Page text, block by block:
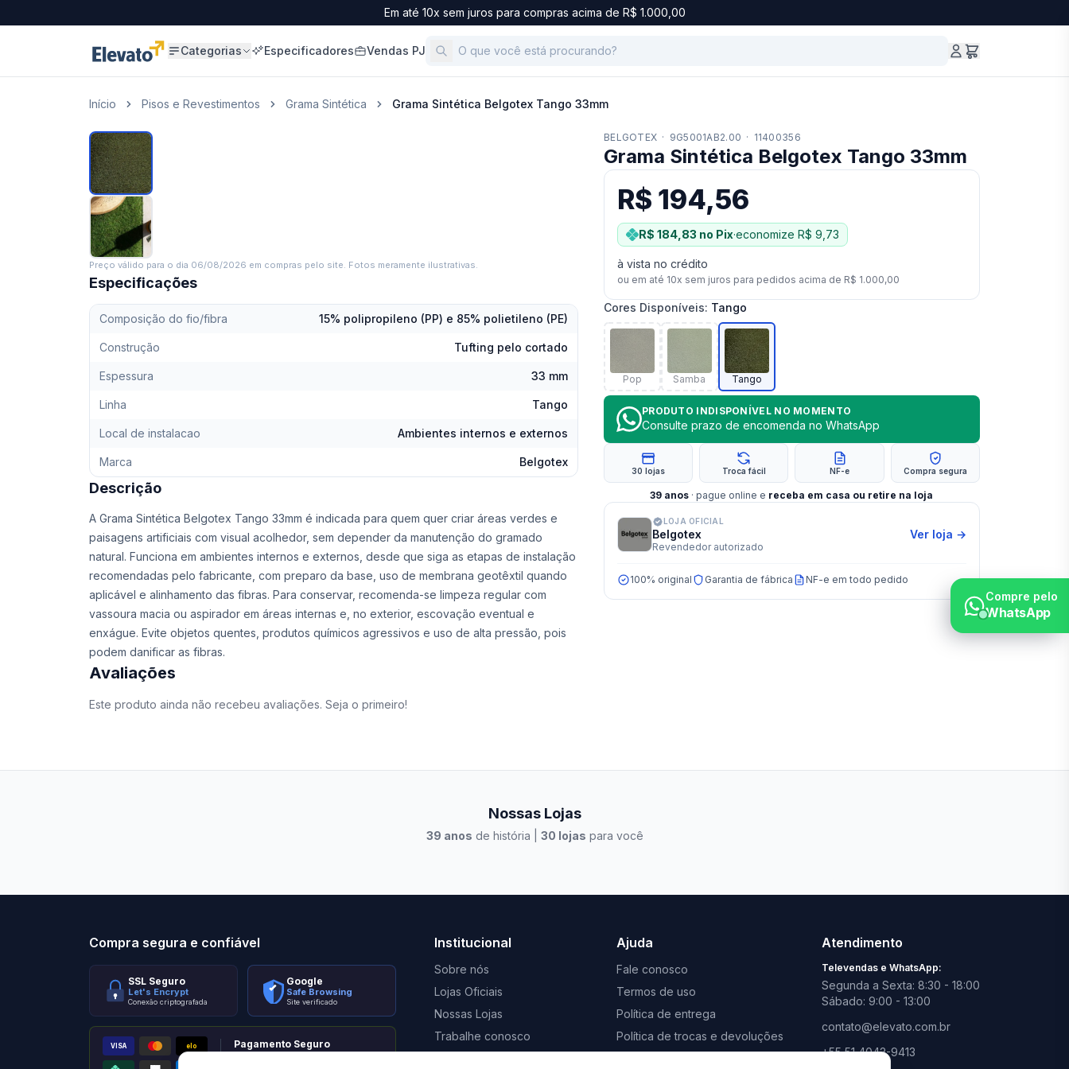
Em até 10x sem juros para compras acima de R$ 1.000,00
Categorias Especificadores Vendas PJ
Início Pisos e Revestimentos Grama Sintética Grama Sintética Belgotex Tango 33mm
Preço válido para o dia 06/08/2026 em compras pelo site. Fotos meramente ilustrativas.
Especificações
Composição do fio/fibra 15% polipropileno (PP) e 85% polietileno (PE)
Construção Tufting pelo cortado
Espessura 33 mm
Linha Tango
Local de instalacao Ambientes internos e externos
Marca Belgotex
Descrição
A Grama Sintética Belgotex Tango 33mm é indicada para quem quer criar áreas verdes e
paisagens artificiais com visual acolhedor, sem depender da manutenção do gramado
natural. Funciona em ambientes internos e externos, desde que siga as etapas de instalação
recomendadas pelo fabricante, com preparo da base, uso de membrana geotêxtil quando
aplicável e alinhamento das fibras. Para conservar, recomenda-se limpeza regular com
vassoura macia ou aspirador em áreas internas e, no exterior, escovação eventual e
enxágue. Evite objetos quentes, produtos químicos agressivos e uso de alta pressão, pois
podem danificar as fibras.
Avaliações
Este produto ainda não recebeu avaliações. Seja o primeiro!
BELGOTEX · 9G5001AB2.00 · 11400356
Grama Sintética Belgotex Tango 33mm
R$ 194,56
R$ 184,83 no Pix·economize R$ 9,73
à vista no crédito
ou em até 10x sem juros para pedidos acima de R$ 1.000,00
Cores Disponíveis: Tango
Pop Samba Tango
PRODUTO INDISPONÍVEL NO MOMENTO
Consulte prazo de encomenda no WhatsApp
30 lojas Troca fácil NF-e Compra segura
39 anos · pague online e receba em casa ou retire na loja
LOJA OFICIAL
Belgotex
Revendedor autorizado
Ver loja →
100% original Garantia de fábrica NF-e em todo pedido
Nossas Lojas
39 anos de história | 30 lojas para você
Elevato Xangri-Lá
Compra segura e confiável
SSL Seguro
Let's Encrypt
Conexão criptografada
Google
Safe Browsing
Site verificado
VISA elo Pagamento Seguro
Institucional
Sobre nós
Lojas Oficiais
Nossas Lojas
Trabalhe conosco
Ajuda
Fale conosco
Termos de uso
Política de entrega
Política de trocas e devoluções
Atendimento
Televendas e WhatsApp:
Segunda a Sexta: 8:30 - 18:00
Sábado: 9:00 - 13:00
contato@elevato.com.br
+55 51 4042-9413
Compre pelo
WhatsApp